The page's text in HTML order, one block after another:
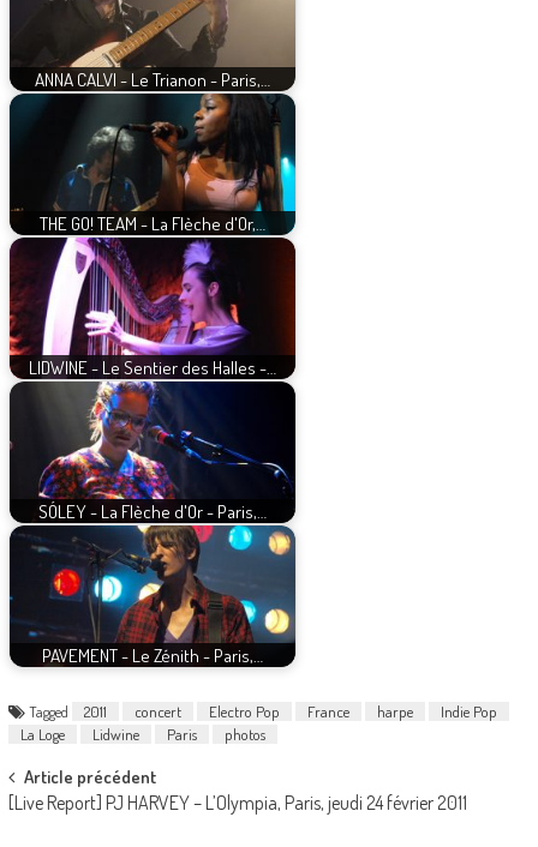
ANNA CALVI - Le Trianon - Paris,…
THE GO! TEAM - La Flèche d'Or,…
LIDWINE - Le Sentier des Halles -…
SÓLEY - La Flèche d'Or - Paris,…
PAVEMENT - Le Zénith - Paris,…
Tagged 2011 concert Electro Pop France harpe
Indie Pop
La Loge
Lidwine Paris photos
Post
navigation
Article précédent
[Live Report] PJ HARVEY – L’Olympia, Paris, jeudi 24 février 2011